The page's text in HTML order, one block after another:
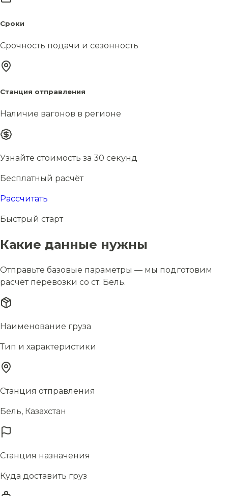
Сроки
Срочность подачи и сезонность
Станция отправления
Наличие вагонов в регионе
Узнайте стоимость за 30 секунд
Бесплатный расчёт
Рассчитать
Быстрый старт
Какие данные нужны
Отправьте базовые параметры — мы подготовим
расчёт перевозки со ст. Бель.
Наименование груза
Тип и характеристики
Станция отправления
Бель, Казахстан
Станция назначения
Куда доставить груз